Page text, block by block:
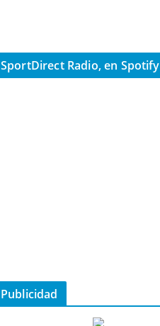
SportDirect Radio, en Spotify
Publicidad